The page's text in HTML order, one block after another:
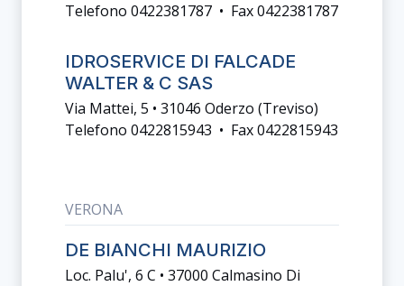
Telefono 0422381787 • Fax 0422381787
IDROSERVICE DI FALCADE
WALTER & C SAS
Via Mattei, 5 • 31046 Oderzo (treviso)
Telefono 0422815943 • Fax 0422815943
VERONA
DE BIANCHI MAURIZIO
Loc. Palu', 6 C • 37000 Calmasino Di